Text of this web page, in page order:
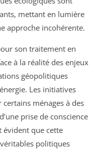
mettant en lumière
approche incohérente.
son traitement en
à la réalité des enjeux
géopolitiques
Les initiatives
ménages à des
prise de conscience
évident que cette
politiques